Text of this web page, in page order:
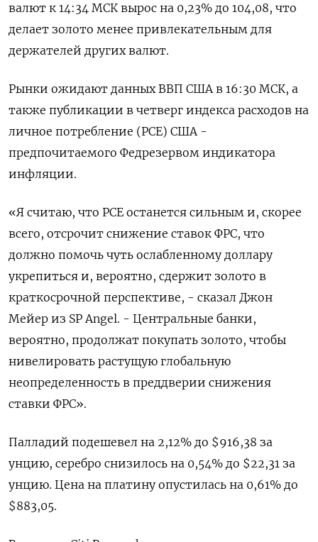
валют к 14:34 МСК вырос на 0,23% до 104,08​, что
делает золото менее привлекательным для
держателей других валют.
Рынки ожидают данных ВВП США в 16:30 МСК, а
также публикации в четверг индекса расходов на
личное потребление (PCE) США -
предпочитаемого Федрезервом индикатора
инфляции.
«Я считаю, что PCE останется сильным и, скорее
всего, отсрочит снижение ставок ФРС, что
должно помочь чуть ослабленному доллару
укрепиться и, вероятно, сдержит золото в
краткосрочной перспективе, - сказал Джон
Мейер из SP Angel. - Центральные банки,
вероятно, продолжат покупать золото, чтобы
нивелировать растущую глобальную
неопределенность в преддверии снижения
ставки ФРС».
Палладий подешевел на 2,12% до $916,38​​ за
унцию, серебро снизилось на 0,54% до $22,31​ за
унцию. Цена на платину опустилась на 0,61% до
$883,05.